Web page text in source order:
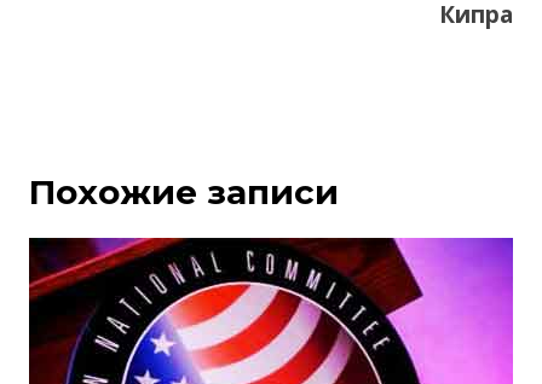
Кипра
Похожие записи